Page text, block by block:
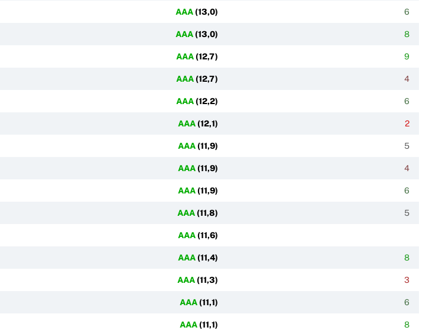
AAA(13,0) 6
AAA(13,0) 8
AAA(12,7) 9
AAA(12,7) 4
AAA(12,2) 6
AAA(12,1) 2
AAA(11,9) 5
AAA(11,9) 4
AAA(11,9) 6
AAA(11,8) 5
AAA(11,6)
AAA(11,4) 8
AAA(11,3) 3
AAA(11,1) 6
AAA(11,1) 8